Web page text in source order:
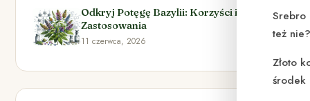
też
Złoto
środek
Odkryj Potęgę Bazylii: Korzyści i
Zastosowania
11 czerwca, 2026